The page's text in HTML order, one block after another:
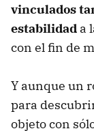
vinculados
estabilidad a
con el fin de
Y aunque un
para
objeto con